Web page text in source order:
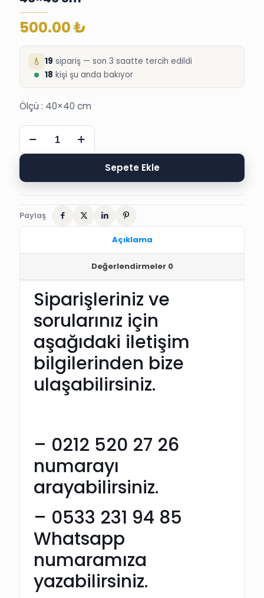
500.00₺
19 sipariş — son 3 saatte tercih edildi
18 kişi şu anda bakıyor
Ölçü : 40×40 cm
TAKI
YASTIĞI,
SÜNNET,
ŞAPKA
Sepete Ekle
Paylaş
Açıklama
Değerlendirmeler 0
Siparişleriniz ve
sorularınız için
aşağıdaki iletişim
bilgilerinden bize
ulaşabilirsiniz.
– 0212 520 27 26
numarayı
arayabilirsiniz.
– 0533 231 94 85
Whatsapp
numaramıza
yazabilirsiniz.